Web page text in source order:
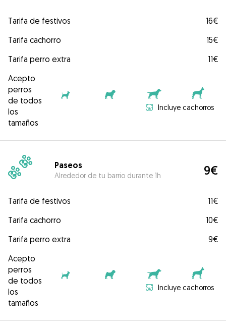
Tarifa de festivos
16€
Tarifa cachorro
15€
Tarifa perro extra
11€
Acepto
perros
de todos
los
tamaños
Incluye cachorros
Paseos
Alrededor de tu barrio durante 1h 9€
Tarifa de festivos
11€
Tarifa cachorro
10€
Tarifa perro extra
9€
Acepto
perros
de todos
los
tamaños
Incluye cachorros